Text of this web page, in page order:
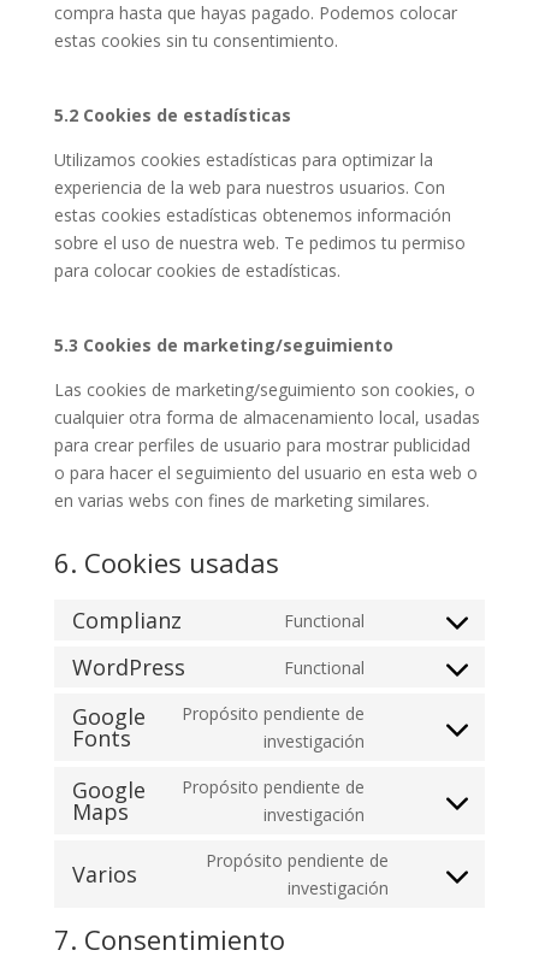
compra hasta que hayas pagado. Podemos colocar
estas cookies sin tu consentimiento.
5.2 Cookies de estadísticas
Utilizamos cookies estadísticas para optimizar la
experiencia de la web para nuestros usuarios. Con
estas cookies estadísticas obtenemos información
sobre el uso de nuestra web. Te pedimos tu permiso
para colocar cookies de estadísticas.
5.3 Cookies de marketing/seguimiento
Las cookies de marketing/seguimiento son cookies, o
cualquier otra forma de almacenamiento local, usadas
para crear perfiles de usuario para mostrar publicidad
o para hacer el seguimiento del usuario en esta web o
en varias webs con fines de marketing similares.
6. Cookies usadas
Complianz Functional
WordPress Functional
Google
Fonts
Propósito pendiente de
investigación
Google
Maps
Propósito pendiente de
investigación
service
google-
Varios
Propósito pendiente de
investigación
Consent
7. Consentimiento